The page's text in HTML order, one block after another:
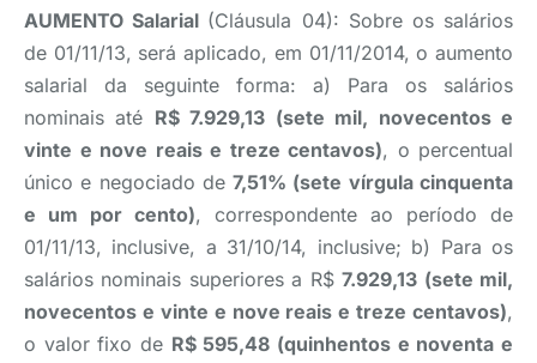
AUMENTO Salarial (Cláusula 04): Sobre os salários
de 01/11/13, será aplicado, em 01/11/2014, o aumento
salarial da seguinte forma: a) Para os salários
nominais até R$ 7.929,13 (sete mil, novecentos e
vinte e nove reais e treze centavos), o percentual
único e negociado de7,51% (sete vírgula cinquenta
e um por cento), correspondente ao período de
01/11/13, inclusive, a 31/10/14, inclusive; b) Para os
salários nominais superiores a R$7.929,13 (sete mil,
novecentos e vinte e nove reais e treze centavos),
o valor fixo de R$ 595,48 (quinhentos e noventa e